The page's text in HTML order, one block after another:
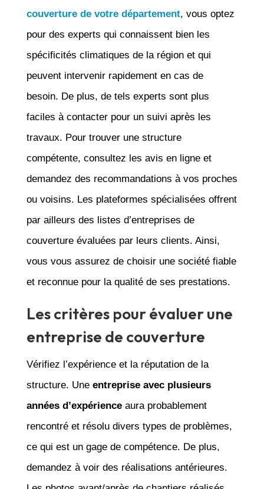
couverture de votre département, vous optez
pour des experts qui connaissent bien les
spécificités climatiques de la région et qui
peuvent intervenir rapidement en cas de
besoin. De plus, de tels experts sont plus
faciles à contacter pour un suivi après les
travaux. Pour trouver une structure
compétente, consultez les avis en ligne et
demandez des recommandations à vos proches
ou voisins. Les plateformes spécialisées offrent
par ailleurs des listes d’entreprises de
couverture évaluées par leurs clients. Ainsi,
vous vous assurez de choisir une société fiable
et reconnue pour la qualité de ses prestations.
Les critères pour évaluer une
entreprise de couverture
Vérifiez l’expérience et la réputation de la
structure. Une entreprise avec plusieurs
années d’expérienceaura probablement
rencontré et résolu divers types de problèmes,
ce qui est un gage de compétence. De plus,
demandez à voir des réalisations antérieures.